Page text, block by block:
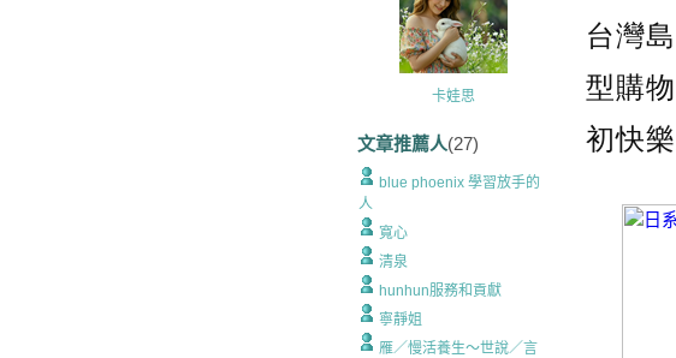
卡娃思
文章推薦人(27)
blue phoenix 學習放手的
人
寬心
清泉
hunhun服務和貢獻
寧靜姐
雁／慢活養生～世說／言
台灣
型購
初快